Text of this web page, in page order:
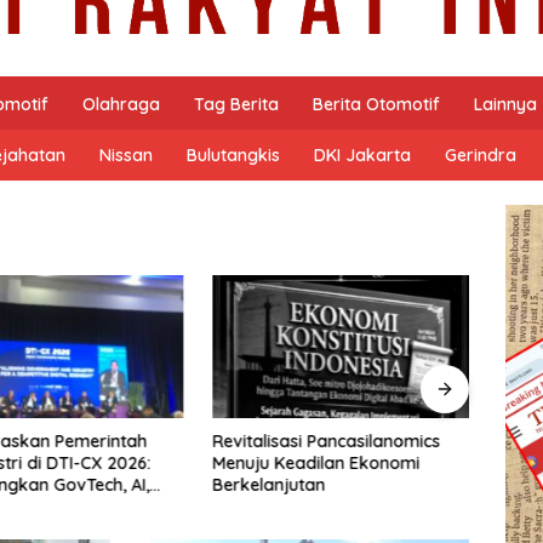
Olahraga Tag Berita Berita Otomotif Lainnya
Nissan Bulutangkis DKI Jakarta Gerindra
Pancasilanomics
Ekonomi
Arsitektur Perekonomian Abad
ke-21, Maklumat Merdeka
Barat, dan Jalan Panjang